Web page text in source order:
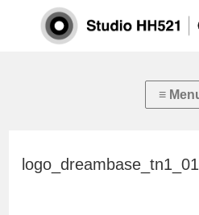
logo_dreambase_tn1_01